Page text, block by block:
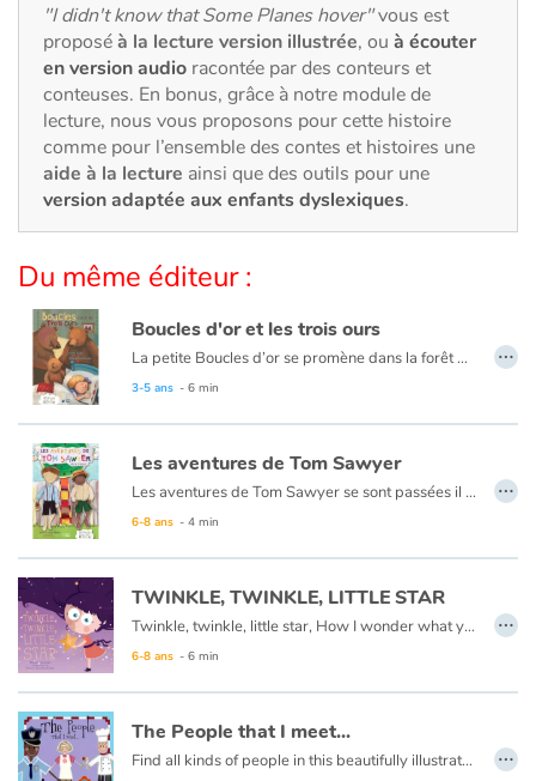
Autour du monde
Apprentissage
Art, espace, activité
Documentaires
En famille
Quotidien et loisirs
À l'école
Fêtes et évènements
Amour et amitié
Sujets de société
Émotions et sentiments
Formats et illustrations
Catalogue anglais
"I didn't know that Some Planes hover"vous est
proposéà la lecture version illustrée, ou à écouter
en version audio racontée par des conteurs et
conteuses. En bonus, grâce à notre module de
lecture, nous vous proposons pour cette histoire
comme pour l’ensemble des contes et histoires une
aide à la lecture ainsi que des outils pour une
version adaptée aux enfants dyslexiques.
Du même éditeur :
Boucles d'or et les trois ours
La petite Boucles d’or se promène dans la forêt quand elle aperçoit une maison et, pleine de curiosité, décide d’y entrer… Mais à qui appartient-elle ? Boucles d’or va alors goûter tour à tour les trois soupes sur la table car l’une est trop chaude, l’autre est trop froide, et la dernière est juste à point !
Ce livre est aussi disponible en anglais :
3-5 ans - 6 min
…
Les aventures de Tom Sawyer
Les aventures de Tom Sawyer se sont passées il y a bien longtemps en Amérique à l'époque de la conquête de l'ouest, des cowboys et des Indiens. C'est l'histoire d'un garçon un peu sauvage, comme l'était son pays à cette époque.
Ce livre est aussi disponible en anglais :
6-8 ans - 4 min
…
TWINKLE, TWINKLE, LITTLE STAR
Twinkle, twinkle, little star, How I wonder what you are.
6-8 ans - 6 min
…
The People that I meet...
Find all kinds of people in this beautifully illustrated First Words book by artist Lisa M Gardiner, perfect for your youngest reader discovering the joy of books. …